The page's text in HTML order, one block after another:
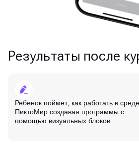
Результаты после
Ребенок поймет, как работать в среде
ПиктоМир создавая программы с
помощью визуальных блоков